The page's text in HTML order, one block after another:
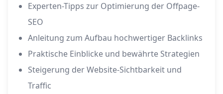
Experten-Tipps zur Optimierung der Offpage-
SEO
Anleitung zum Aufbau hochwertiger Backlinks
Praktische Einblicke und bewährte Strategien
Steigerung der Website-Sichtbarkeit und
Traffic